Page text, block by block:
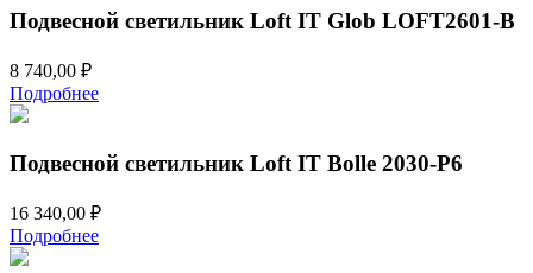
Подвесной светильник Loft IT Glob LOFT2601-B
8 740,00 ₽
Подробнее
Подвесной светильник Loft IT Bolle 2030-P6
16 340,00 ₽
Подробнее